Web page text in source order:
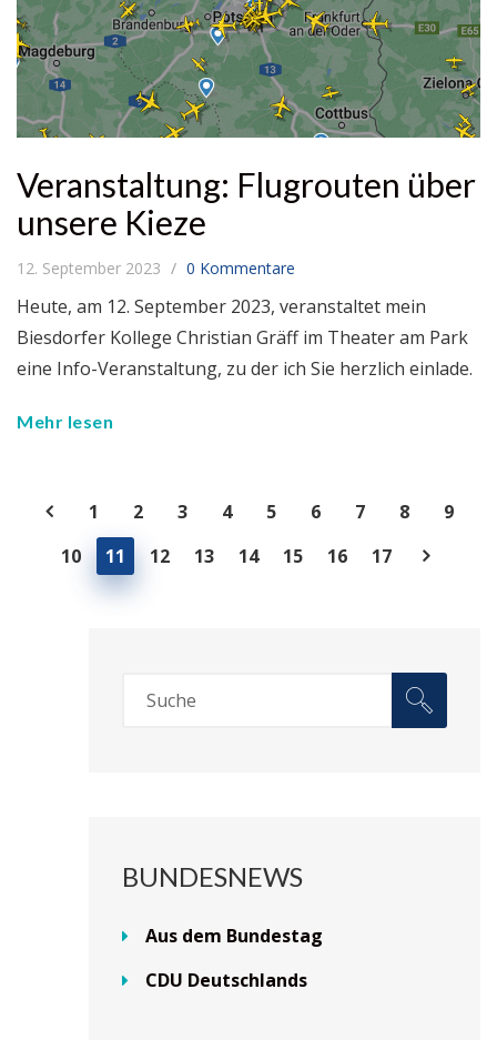
Veranstaltung: Flugrouten über
unsere Kieze
12. September 2023 0 Kommentare
Heute, am 12. September 2023, veranstaltet mein
Biesdorfer Kollege Christian Gräff im Theater am Park
eine Info-Veranstaltung, zu der ich Sie herzlich einlade.
Mehr lesen
1 2 3 4 5 6 7 8
9
10
11 12 13 14 15 16 17
BUNDESNEWS
Aus dem Bundestag
CDU Deutschlands